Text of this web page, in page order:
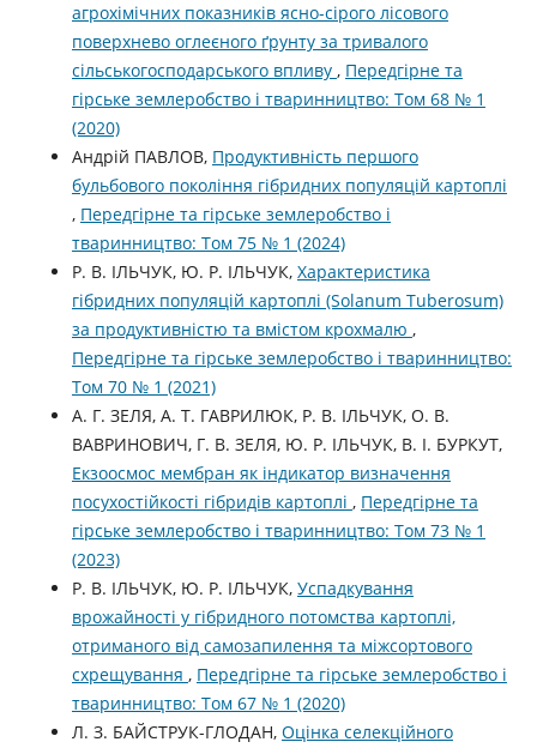
агрохімічних показників ясно-сірого лісового
поверхнево оглеєного ґрунту за тривалого
сільськогосподарського впливу , Передгірне та
гірське землеробство і тваринництво: Том 68 № 1
(2020)
Андрій ПАВЛОВ, Продуктивність першого
бульбового покоління гібридних популяцій картоплі
, Передгірне та гірське землеробство і
тваринництво: Том 75 № 1 (2024)
Р. В. ІЛЬЧУК, Ю. Р. ІЛЬЧУК, Характеристика
гібридних популяцій картоплі (Solanum Tuberosum)
за продуктивністю та вмістом крохмалю ,
Передгірне та гірське землеробство і тваринництво:
Том 70 № 1 (2021)
А. Г. ЗЕЛЯ, А. Т. ГАВРИЛЮК, Р. В. ІЛЬЧУК, О. В.
ВАВРИНОВИЧ, Г. В. ЗЕЛЯ, Ю. Р. ІЛЬЧУК, В. І. БУРКУТ,
Екзоосмос мембран як індикатор визначення
посухостійкості гібридів картоплі , Передгірне та
гірське землеробство і тваринництво: Том 73 № 1
(2023)
Р. В. ІЛЬЧУК, Ю. Р. ІЛЬЧУК, Успадкування
врожайності у гібридного потомства картоплі,
отриманого від самозапилення та міжсортового
схрещування , Передгірне та гірське землеробство і
тваринництво: Том 67 № 1 (2020)
Л. З. БАЙСТРУК-ГЛОДАН, Оцінка селекційного